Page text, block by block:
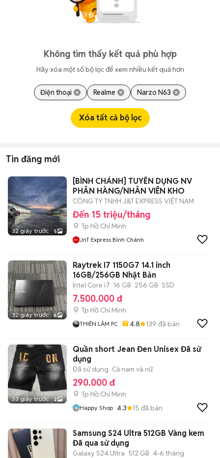
Không tìm thấy kết quả phù hợp
Hãy xóa một số bộ lọc để xem nhiều kết quả hơn
Điện thoại Realme Narzo N63
Xóa tất cả bộ lọc
Tin đăng mới
32 giây trước 5
[BÌNH CHÁNH] TUYỂN DỤNG NV
PHÂN HÀNG/NHÂN VIÊN KHO
CÔNG TY TNHH J&T EXPRESS VIỆT NAM
Đến 15 triệu/tháng
Tp Hồ Chí Minh
JnT Express Bình Chánh
32 giây trước 6
Raytrek I7 1150G7 14.1 inch
16GB/256GB Nhật Bản
Intel Core i7 16 GB 256 GB SSD
7.500.000 đ
Tp Hồ Chí Minh
THIÊN LÂM PC 4.8 139 đã bán
33 giây trước 2
Quần short Jean Đen Unisex Đã sử
dụng
Đã sử dụng Cả nam và nữ
290.000 đ
Tp Hồ Chí Minh
Happy Shop 4.3 15 đã bán
Samsung S24 Ultra 512GB Vàng kem
Đã qua sử dụng
Galaxy S24 Ultra 512 GB 4-6 tháng